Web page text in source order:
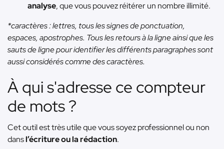
analyse, que vous pouvez réitérer un nombre illimité.
*caractères : lettres, tous les signes de ponctuation,
espaces, apostrophes. Tous les retours à la ligne ainsi que les
sauts de ligne pour identifier les différents paragraphes sont
aussi considérés comme des caractères.
À qui s'adresse ce compteur
de mots ?
Cet outil est très utile que vous soyez professionnel ou non
dansl’écriture ou la rédaction.